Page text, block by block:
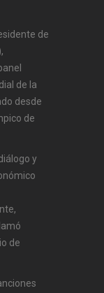
de
de la
desde
de
y
de